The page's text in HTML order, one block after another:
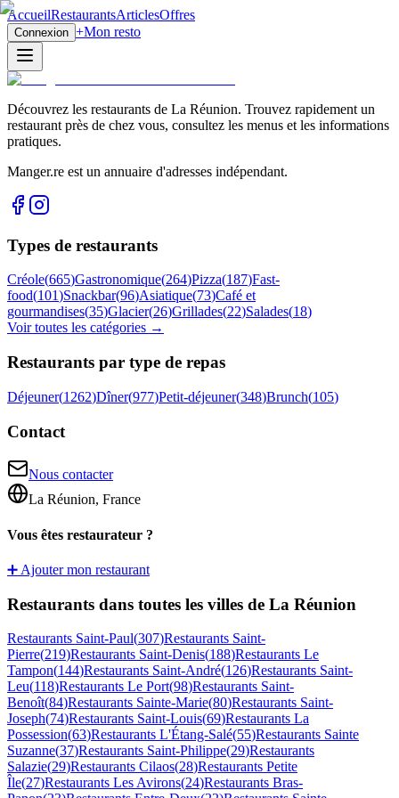
AccueilRestaurantsArticlesOffres
Connexion +Mon resto
Découvrez les restaurants de La Réunion. Trouvez rapidement un
restaurant près de chez vous, consultez les menus et les informations
pratiques.
Manger.re est un annuaire d'adresses indépendant.
Types de restaurants
Créole(665)Gastronomique(264)Pizza(187)Fast-
food(101)Snackbar(96)Asiatique(73)Café et
gourmandises(35)Glacier(26)Grillades(22)Salades(18)
Voir toutes les catégories →
Restaurants par type de repas
Déjeuner(1262)Dîner(977)Petit-déjeuner(348)Brunch(105)
Contact
Nous contacter
La Réunion, France
Vous êtes restaurateur ?
➕ Ajouter mon restaurant
Restaurants dans toutes les villes de La Réunion
Restaurants Saint-Paul(307)Restaurants Saint-
Pierre(219)Restaurants Saint-Denis(188)Restaurants Le
Tampon(144)Restaurants Saint-André(126)Restaurants Saint-
Leu(118)Restaurants Le Port(98)Restaurants Saint-
Benoît(84)Restaurants Sainte-Marie(80)Restaurants Saint-
Joseph(74)Restaurants Saint-Louis(69)Restaurants La
Possession(63)Restaurants L'Étang-Salé(55)Restaurants Sainte
Suzanne(37)Restaurants Saint-Philippe(29)Restaurants
Salazie(29)Restaurants Cilaos(28)Restaurants Petite
Île(27)Restaurants Les Avirons(24)Restaurants Bras-